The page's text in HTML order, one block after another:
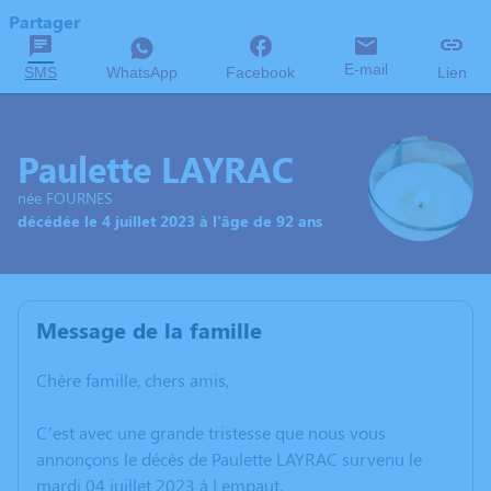
Partager
SMS WhatsApp Facebook E-mail Lien
Paulette LAYRAC
née FOURNES
décédée le 4 juillet 2023 à l'âge de 92 ans
Message de la famille
Chère famille, chers amis,
C’est avec une grande tristesse que nous vous
annonçons le décès de Paulette LAYRAC survenu le
mardi 04 juillet 2023 à Lempaut.